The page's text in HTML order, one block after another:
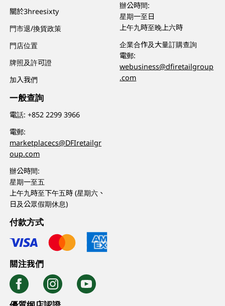
關於3hreesixty
門市退/換貨政策
門店位置
牌照及許可證
加入我們
一般查詢
電話:+852 2299 3966
電郵:
marketplacecs@DFIretailgr
oup.com
辦公時間:
星期一至五
上午九時至下午五時 (星期六、
日及公眾假期休息)
辦公時間:
星期一至日
上午九時至晚上六時
企業合作及大量訂購查詢
電郵:
webusiness@dfiretailgroup
.com
付款方式
關注我們